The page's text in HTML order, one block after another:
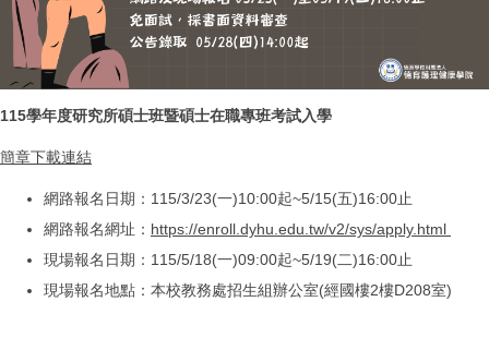
115學年度研究所碩士班暨碩士在職專班考試入學
簡章下載連結
網路報名日期：115/3/23(一)10:00起~5/15(五)16:00止
網路報名網址： https://enroll.dyhu.edu.tw/v2/sys/apply.html
現場報名日期：115/5/18(一)09:00起~5/19(二)16:00止
現場報名地點：本校教務處招生組辦公室(經國樓2樓D208室)